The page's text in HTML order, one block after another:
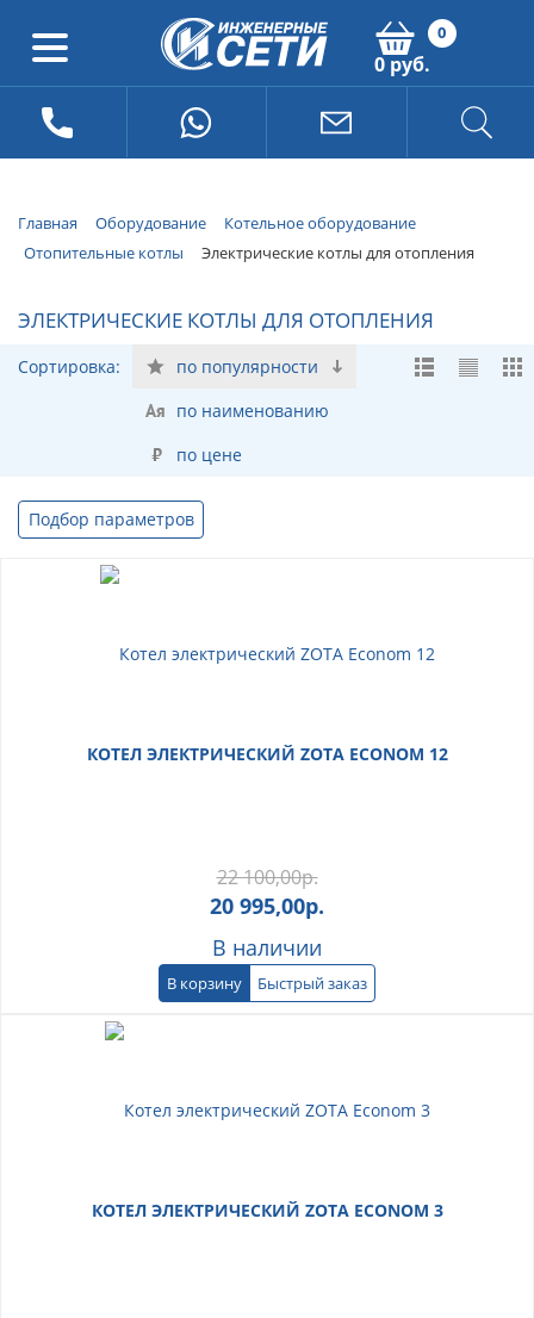
0
0 руб.
Главная Оборудование
Котельное оборудование
Отопительные котлы
Электрические котлы для отопления
ЭЛЕКТРИЧЕСКИЕ КОТЛЫ ДЛЯ ОТОПЛЕНИЯ
Сортировка:
по популярности
по наименованию
по цене
Подбор параметров
КОТЕЛ ЭЛЕКТРИЧЕСКИЙ ZOTA ECONOM 12
22 100,00р.
20 995,00р.
В наличии
В корзину Быстрый заказ
КОТЕЛ ЭЛЕКТРИЧЕСКИЙ ZOTA ECONOM 3